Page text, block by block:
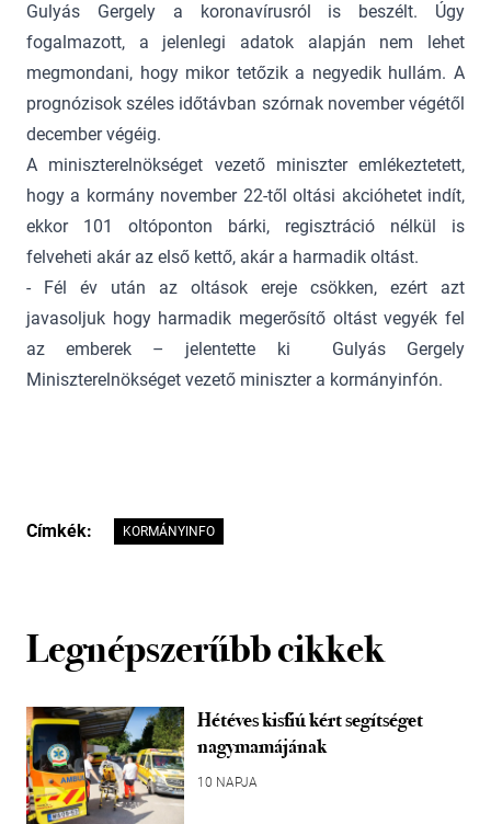
Gulyás Gergely a koronavírusról is beszélt. Úgy
fogalmazott, a jelenlegi adatok alapján nem lehet
megmondani, hogy mikor tetőzik a negyedik hullám. A
prognózisok széles időtávban szórnak november végétől
december végéig.
A miniszterelnökséget vezető miniszter emlékeztetett,
hogy a kormány november 22-től oltási akcióhetet indít,
ekkor 101 oltóponton bárki, regisztráció nélkül is
felveheti akár az első kettő, akár a harmadik oltást.
- Fél év után az oltások ereje csökken, ezért azt
javasoljuk hogy harmadik megerősítő oltást vegyék fel
az emberek – jelentette ki Gulyás Gergely
Miniszterelnökséget vezető miniszter a kormányinfón.
Címkék: KORMÁNYINFO
Legnépszerűbb cikkek
Hétéves kisfiú kért segítséget
nagymamájának
10 NAPJA